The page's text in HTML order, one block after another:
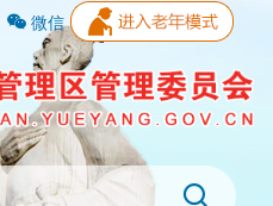
微信